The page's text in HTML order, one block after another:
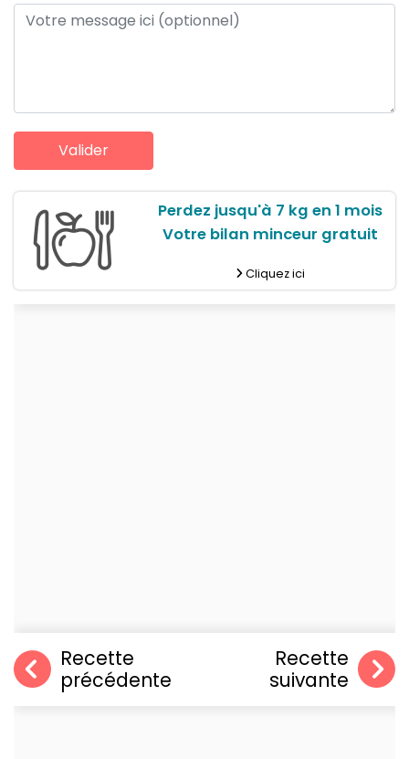
Perdez jusqu'à 7 kg en 1 mois
Votre bilan minceur gratuit
Cliquez ici
Recette
précédente
Recette
suivante